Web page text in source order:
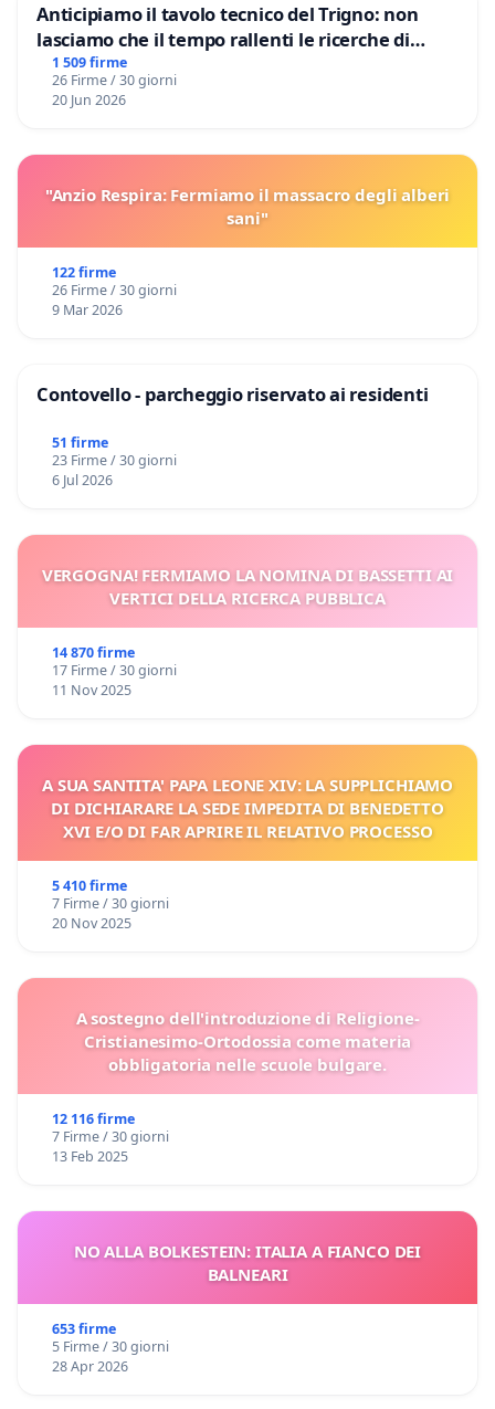
Anticipiamo il tavolo tecnico del Trigno: non
lasciamo che il tempo rallenti le ricerche di
Domenico Racanati
1 509 firme
26 Firme / 30 giorni
20 Jun 2026
"Anzio Respira: Fermiamo il massacro degli alberi
sani"
122 firme
26 Firme / 30 giorni
9 Mar 2026
Contovello - parcheggio riservato ai residenti
51 firme
23 Firme / 30 giorni
6 Jul 2026
VERGOGNA! FERMIAMO LA NOMINA DI BASSETTI AI
VERTICI DELLA RICERCA PUBBLICA
14 870 firme
17 Firme / 30 giorni
11 Nov 2025
A SUA SANTITA' PAPA LEONE XIV: LA SUPPLICHIAMO
DI DICHIARARE LA SEDE IMPEDITA DI BENEDETTO
XVI E/O DI FAR APRIRE IL RELATIVO PROCESSO
5 410 firme
7 Firme / 30 giorni
20 Nov 2025
A sostegno dell'introduzione di Religione-
Cristianesimo-Ortodossia come materia
obbligatoria nelle scuole bulgare.
12 116 firme
7 Firme / 30 giorni
13 Feb 2025
NO ALLA BOLKESTEIN: ITALIA A FIANCO DEI
BALNEARI
653 firme
5 Firme / 30 giorni
28 Apr 2026